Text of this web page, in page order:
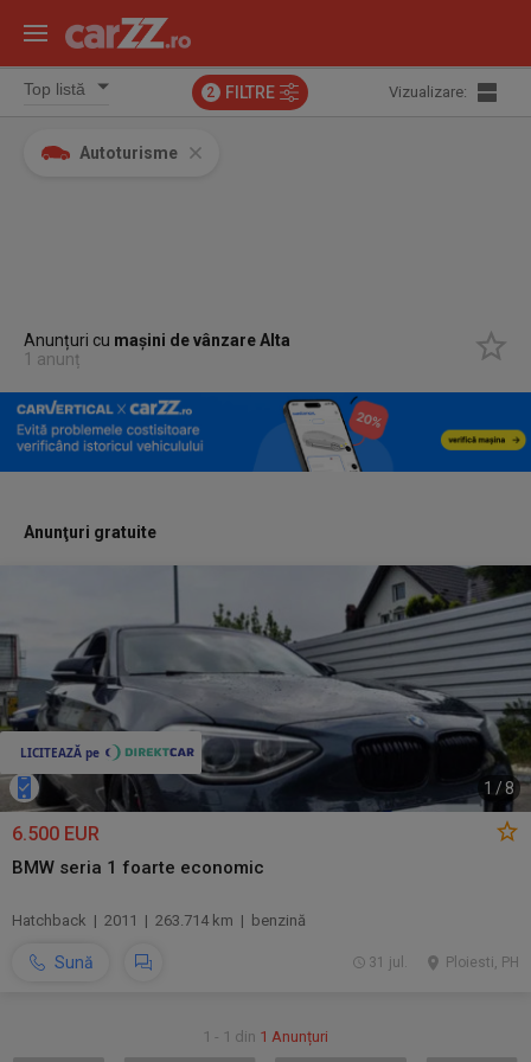
2 FILTRE Vizualizare:
Autoturisme
Anunțuri cu mașini de vânzare Alta
1 anunț
Anunţuri gratuite
1 /8
6.500 EUR
BMW seria 1 foarte economic
Hatchback | 2011 | 263.714 km | benzină
Sună Ploiesti, PH
31 jul.
1 - 1 din 1 Anunțuri